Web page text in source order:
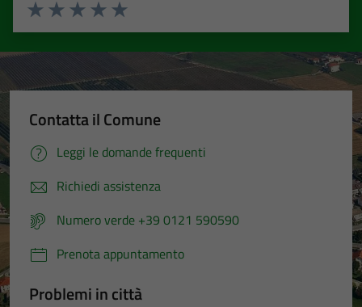
Valuta 5 stelle su 5
Valuta 4 stelle su 5
Valuta 3 stelle su 5
Valuta 2 stelle su 5
Valuta 1 stelle su 5
Contatta il Comune
Leggi le domande frequenti
Richiedi assistenza
Numero verde +39 0121 590590
Prenota appuntamento
Problemi in città